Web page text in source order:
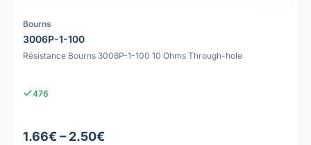
Bourns
3006P-1-100
Résistance Bourns 3006P-1-100 10 Ohms Through-hole
476
1.66€ – 2.50€